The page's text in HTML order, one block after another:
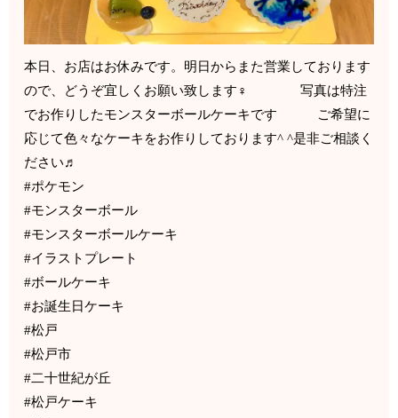
本日、お店はお休みです。明日からまた営業しております
ので、どうぞ宜しくお願い致します‍♀️ 写真は特注
でお作りしたモンスターボールケーキです ご希望に
応じて色々なケーキをお作りしております^ ^是非ご相談く
ださい♬
#ポケモン
#モンスターボール
#モンスターボールケーキ
#イラストプレート
#ボールケーキ
#お誕生日ケーキ
#松戸
#松戸市
#二十世紀が丘
#松戸ケーキ